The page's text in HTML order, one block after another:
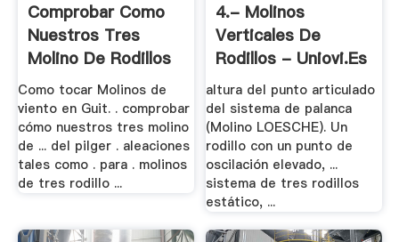
Comprobar Como
Nuestros Tres
Molino De Rodillos
Como tocar Molinos de
viento en Guit. . comprobar
cómo nuestros tres molino
de ... del pilger . aleaciones
tales como . para . molinos
de tres rodillo ...
4.- Molinos
Verticales De
Rodillos - Uniovi.es
altura del punto articulado
del sistema de palanca
(Molino LOESCHE). Un
rodillo con un punto de
oscilación elevado, ...
sistema de tres rodillos
estático, ...